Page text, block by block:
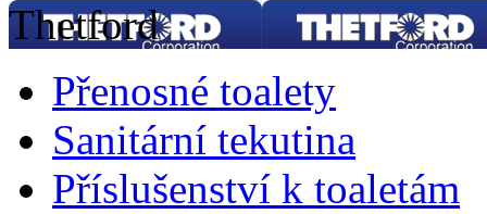
Thetford
Přenosné toalety
Sanitární tekutina
Příslušenství k toaletám